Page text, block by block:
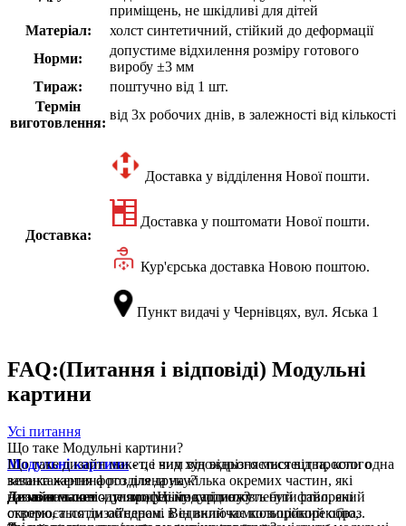
приміщень, не шкідливі для дітей
Матеріал:
холст синтетичний, стійкий до деформації
Норми:
допустиме відхилення розміру готового
виробу ±3 мм
Тираж:
поштучно від 1 шт.
Термін
виготовлення:
від 3х робочих днів, в залежності від кількості
Доставка:
Доставка у відділення Нової пошти.
Доставка у поштомати Нової пошти.
Кур'єрська доставка Новою поштою.
Пункт видачі у Чернівцях, вул. Яська 1
FAQ:(Питання і відповіді) Модульні
картини
Усі питання
Що таке Модульні картини?
Модульні картини- це вид художнього мистецтва, коли одна
велика картина розділена на кілька окремих частин, які
називаються модулями. Ці модулі можуть бути створені
окремо, а потім об'єднані в єдиний композиційний образ.
Що таке дизайн макет, і чим він відрізняється від простого
завантаження фото для друку?
Дизайн макет- це професійно підготовлений файл, який
створюється дизайнером. Він включає кольорокорекцію,
Де можна повісити модульну картину?